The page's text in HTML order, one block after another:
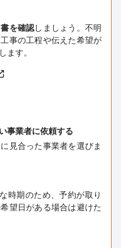
を確認しましょう。不明
事の工程や伝えた希望が
ます。
事業者に依頼する
見合った事業者を選びま
時期のため、予約が取り
望日がある場合は避けた